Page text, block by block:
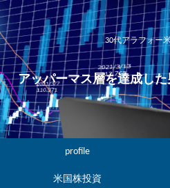
30代アラフォー
アッパーマス層を達成し
profile
米国株投資